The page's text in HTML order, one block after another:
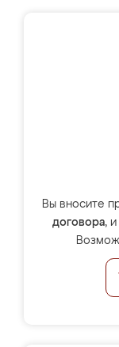
Вы вносите
договора,